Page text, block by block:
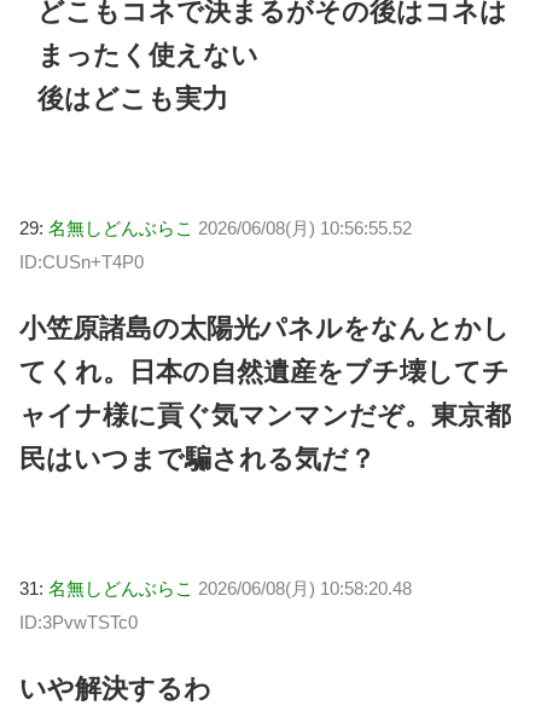
どこもコネで決まるがその後はコネは
まったく使えない
後はどこも実力
29: 名無しどんぶらこ 2026/06/08(月) 10:56:55.52
ID:CUSn+T4P0
小笠原諸島の太陽光パネルをなんとかし
てくれ。日本の自然遺産をブチ壊してチ
ャイナ様に貢ぐ気マンマンだぞ。東京都
民はいつまで騙される気だ？
31: 名無しどんぶらこ 2026/06/08(月) 10:58:20.48
ID:3PvwTSTc0
いや解決するわ